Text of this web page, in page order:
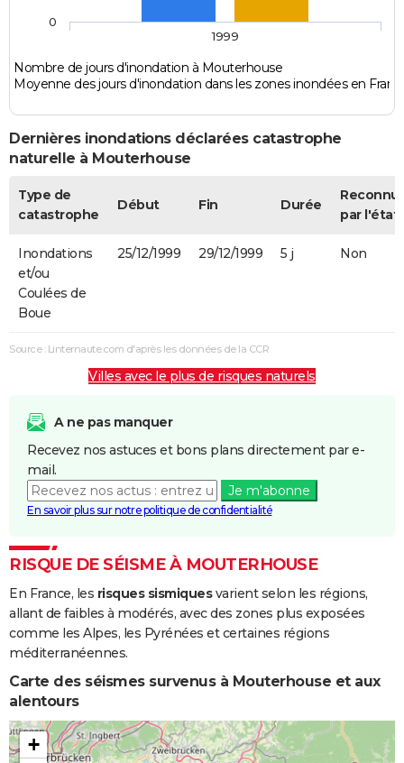
Nombre de jours d'inondation à Mouterhouse
Moyenne des jours d'inondation dans les zones inondées en
1999
0
Dernières inondations déclarées catastrophe
naturelle à Mouterhouse
Type de
catastrophe
Début Fin Durée
par l'état
Inondations
et/ou
Coulées de
Boue
25/12/1999 29/12/1999 5 j Non
Source : Linternaute.com d'après les données de la CCR
Villes avec le plus de risques naturels
A ne pas manquer
Recevez nos astuces et bons plans directement par e-
mail.
Je m'abonne
En savoir plus sur notre politique de confidentialité
RISQUE DE SÉISME À MOUTERHOUSE
En France, les risques sismiquesvarient selon les régions,
allant de faibles à modérés, avec des zones plus exposées
comme les Alpes, les Pyrénées et certaines régions
méditerranéennes.
Carte des séismes survenus à Mouterhouse et aux
alentours
+